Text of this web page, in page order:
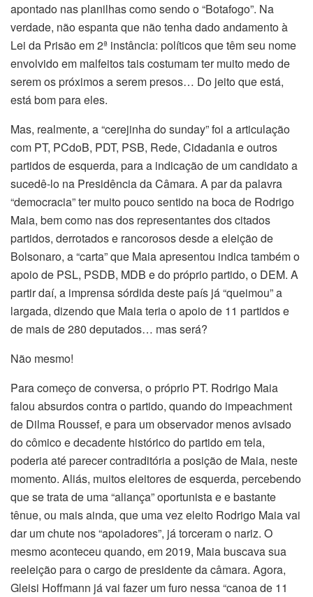
apontado nas planilhas como sendo o “Botafogo”. Na
verdade, não espanta que não tenha dado andamento à
Lei da Prisão em 2ª instância: políticos que têm seu nome
envolvido em malfeitos tais costumam ter muito medo de
serem os próximos a serem presos… Do jeito que está,
está bom para eles.
Mas, realmente, a “cerejinha do sunday” foi a articulação
com PT, PCdoB, PDT, PSB, Rede, Cidadania e outros
partidos de esquerda, para a indicação de um candidato a
sucedê-lo na Presidência da Câmara. A par da palavra
“democracia” ter muito pouco sentido na boca de Rodrigo
Maia, bem como nas dos representantes dos citados
partidos, derrotados e rancorosos desde a eleição de
Bolsonaro, a “carta” que Maia apresentou indica também o
apoio de PSL, PSDB, MDB e do próprio partido, o DEM. A
partir daí, a imprensa sórdida deste país já “queimou” a
largada, dizendo que Maia teria o apoio de 11 partidos e
de mais de 280 deputados… mas será?
Não mesmo!
Para começo de conversa, o próprio PT. Rodrigo Maia
falou absurdos contra o partido, quando do impeachment
de Dilma Roussef, e para um observador menos avisado
do cômico e decadente histórico do partido em tela,
poderia até parecer contraditória a posição de Maia, neste
momento. Aliás, muitos eleitores de esquerda, percebendo
que se trata de uma “aliança” oportunista e e bastante
tênue, ou mais ainda, que uma vez eleito Rodrigo Maia vai
dar um chute nos “apoiadores”, já torceram o nariz. O
mesmo aconteceu quando, em 2019, Maia buscava sua
reeleição para o cargo de presidente da câmara. Agora,
Gleisi Hoffmann já vai fazer um furo nessa “canoa de 11